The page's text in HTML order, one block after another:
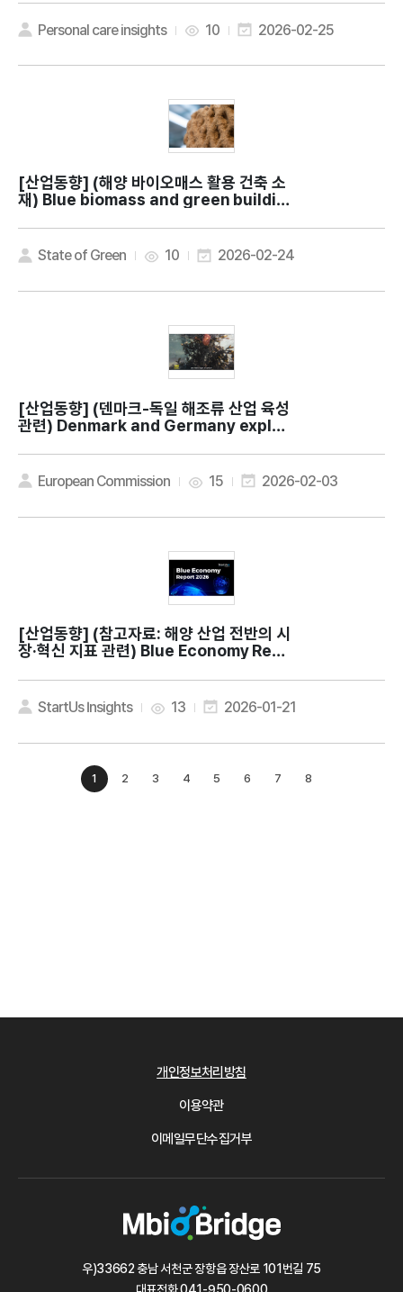
Personal care insights 10 2026-02-25
[산업동향]
재) Blue biomass and green buildin
ntial for using ocean resources as
building materials
State of Green 10 2026-02-24
[산업동향]
관련) Denmark and Germany explor
food source
European Commission 15 2026-02-03
[산업동향]
장·혁신 지표 관련) Blue Economy Repo
StartUs Insights 13 2026-01-21
1 2 3 4 5 6 7 8
개인정보처리방침
이용약관
이메일무단수집거부
우)33662 충남 서천군 장항읍 장산로 101번길 75
대표전화041-950-0600